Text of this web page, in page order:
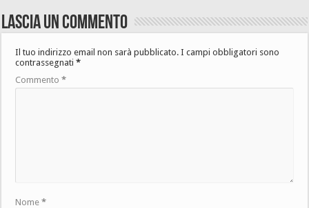
Lascia un commento
Il tuo indirizzo email non sarà pubblicato. I campi obbligatori sono
contrassegnati*
Commento*
Nome*